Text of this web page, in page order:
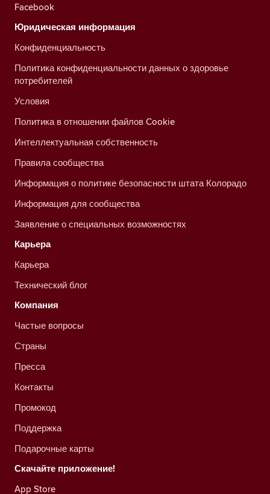
Facebook
Юридическая информация
Конфиденциальность
Политика конфиденциальности данных о здоровье
потребителей
Условия
Политика в отношении файлов Cookie
Интеллектуальная собственность
Правила сообщества
Информация о политике безопасности штата Колорадо
Информация для сообщества
Заявление о специальных возможностях
Карьера
Карьера
Технический блог
Компания
Частые вопросы
Страны
Пресса
Контакты
Промокод
Поддержка
Подарочные карты
Скачайте приложение!
App Store